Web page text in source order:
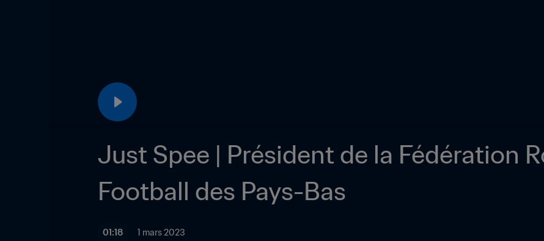
Just Spee | Président de la Fédération
Football des Pays-Bas
01:18 1 mars 2023